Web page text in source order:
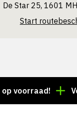
De Star 25, 1601
Start
Voor